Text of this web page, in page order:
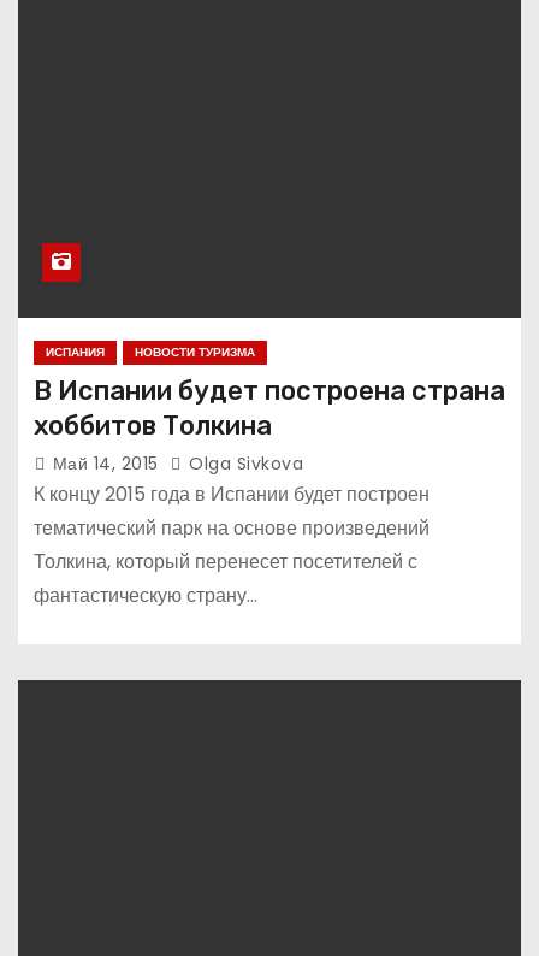
ИСПАНИЯ НОВОСТИ ТУРИЗМА
В Испании будет построена страна
хоббитов Толкина
Май 14, 2015 Olga Sivkova
К концу 2015 года в Испании будет построен
тематический парк на основе произведений
Толкина, который перенесет посетителей с
фантастическую страну…